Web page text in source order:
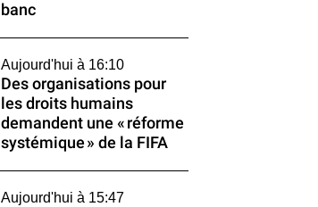
banc
Aujourd'hui à 16:10
Des organisations pour
les droits humains
demandent une « réforme
systémique » de la FIFA
Aujourd'hui à 15:47